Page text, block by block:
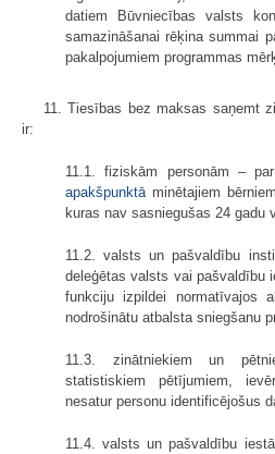
datiem Būvniecības valsts
samazināšanai rēķina summai
pakalpojumiem programmas
11. Tiesības bez maksas saņemt
ir:
11.1. fiziskām personām –
apakšpunktā minētajiem
kuras nav sasniegušas 24 gadu
11.2. valsts un pašvaldību
deleģētas valsts vai pašvaldību
funkciju izpildei normatīvajos
nodrošinātu atbalsta sniegšanu
11.3. zinātniekiem un
statistiskiem pētījumiem,
nesatur personu identificējošus
11.4. valsts un pašvaldību